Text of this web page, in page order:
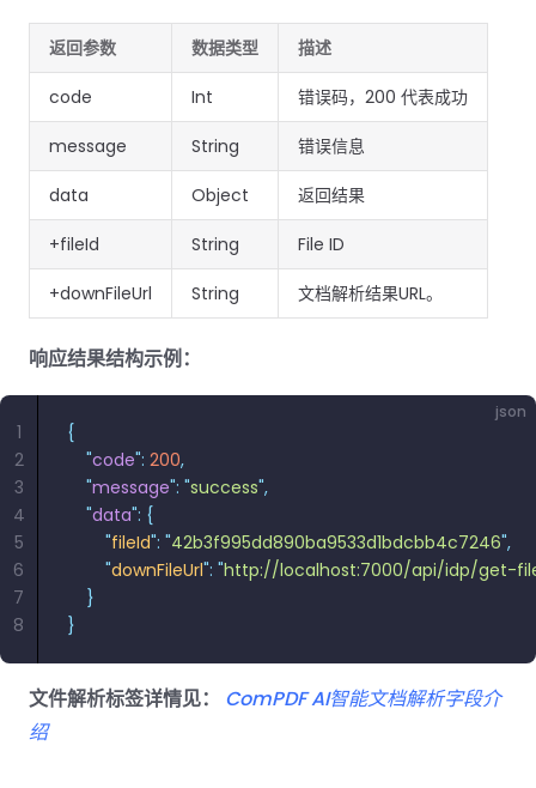
返回参数 数据类型 描述
code Int 错误码，200 代表成功
message String 错误信息
data Object 返回结果
+fileId String File ID
+downFileUrl String 文档解析结果URL。
响应结果结构示例：
json
{
    "
code": 200,
    "
message": "success",
    "
data": {
        "
fileId": "42b3f995dd890ba9533d1bdcbb4c7246",
        "
downFileUrl": "http://localhost:7000/api/idp/get-
    }
}
1
2
3
4
5
6
7
8
文件解析标签详情见： ComPDF AI智能文档解析字段介
绍